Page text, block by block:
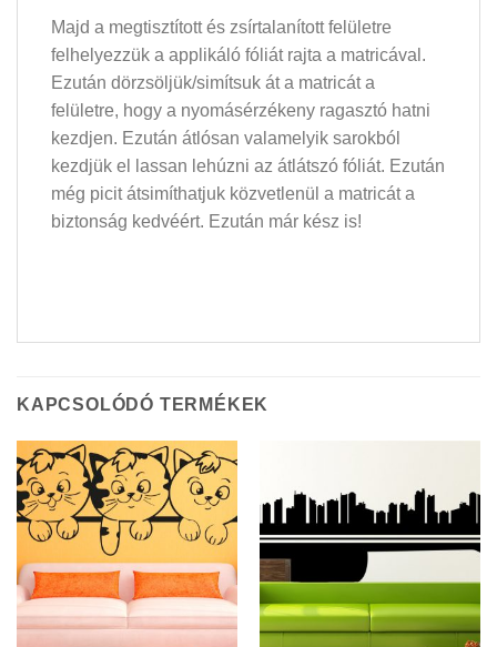
Majd a megtisztított és zsírtalanított felületre
felhelyezzük a applikáló fóliát rajta a matricával.
Ezután dörzsöljük/simítsuk át a matricát a
felületre, hogy a nyomásérzékeny ragasztó hatni
kezdjen. Ezután átlósan valamelyik sarokból
kezdjük el lassan lehúzni az átlátszó fóliát. Ezután
még picit átsimíthatjuk közvetlenül a matricát a
biztonság kedvéért. Ezután már kész is!
KAPCSOLÓDÓ TERMÉKEK